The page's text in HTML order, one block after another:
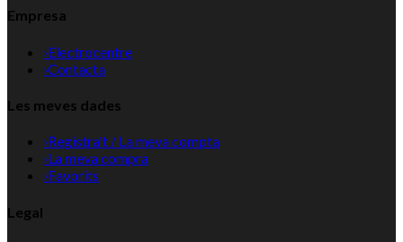
Empresa
›Electrocentre
›Contacta
Les meves dades
›Registra't / La meva compta
›La meva compra
›Favorits
Legal